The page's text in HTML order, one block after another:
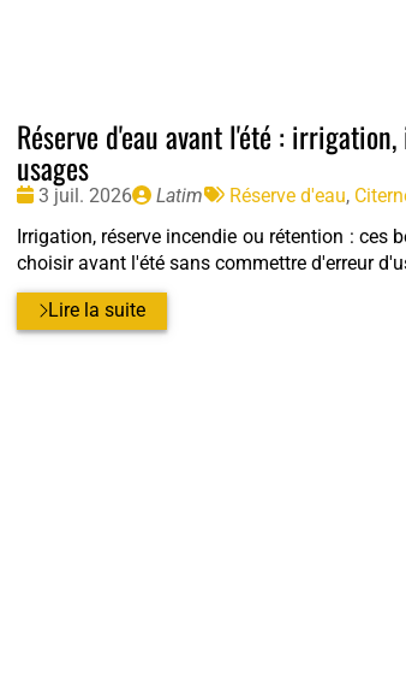
Réserve d'eau avant l'été :
usages
Date
3 juil. 2026
Publié
Latim
Tags
Réserve d'eau,
Irrigation, réserve incendie ou rétention : ces
choisir avant l'été sans commettre d'erreur
Lire la suite